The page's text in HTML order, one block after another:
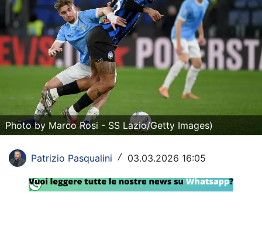
Social
Calcio
Serie A
Champions League
Europa League
Altri Sport
Formula 1
Tennis
Photo by Marco Rosi - SS Lazio/Getty Images)
Patrizio Pasqualini / 03.03.2026 16:05